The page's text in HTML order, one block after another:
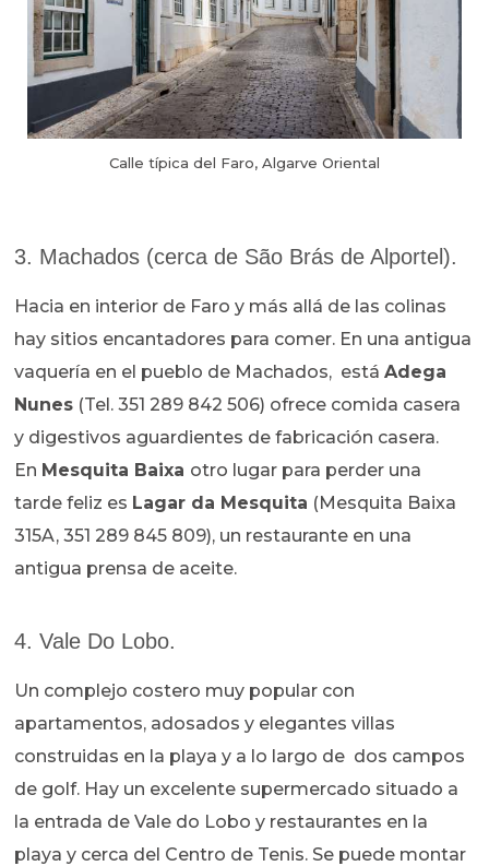
Calle típica del Faro, Algarve Oriental
3. Machados (cerca de São Brás de Alportel).
Hacia en interior de Faro y más allá de las colinas
hay sitios encantadores para comer. En una antigua
vaquería en el pueblo de Machados, estáAdega
Nunes (Tel. 351 289 842 506) ofrece comida casera
y digestivos aguardientes de fabricación casera.
En Mesquita Baixa otro lugar para perder una
tarde feliz es Lagar da Mesquita (Mesquita Baixa
315A, 351 289 845 809), un restaurante en una
antigua prensa de aceite.
4. Vale Do Lobo.
Un complejo costero muy popular con
apartamentos, adosados y elegantes villas
construidas en la playa y a lo largo de dos campos
de golf. Hay un excelente supermercado situado a
la entrada de Vale do Lobo y restaurantes en la
playa y cerca del Centro de Tenis. Se puede montar